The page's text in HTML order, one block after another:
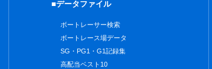
■データファイル
ボートレーサー検索
ボートレース場データ
SG・PG1・G1記録集
高配当ベスト10